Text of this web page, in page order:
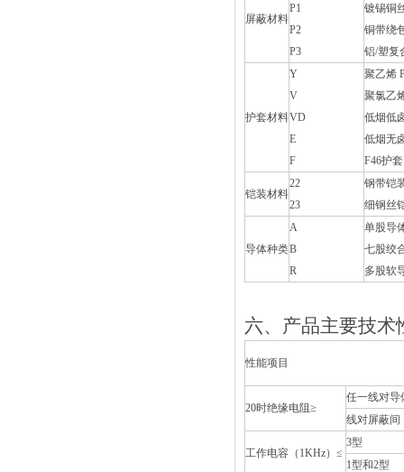
屏蔽材料
P1
P2
P3
镀锡铜
铜带绕
铝/塑复
护套材料
Y
V
VD
E
F
聚乙烯
聚氯乙
低烟低
低烟无
F46护套
铠装材料
22
23
钢带铠
细钢丝
导体种类
A
B
R
单股导
七股绞
多股软
六、产品主要技
性能项目
20时绝缘电阻≥
任一线对
线对屏蔽间
工作电容（1KHz）≤
3型
1型和2型